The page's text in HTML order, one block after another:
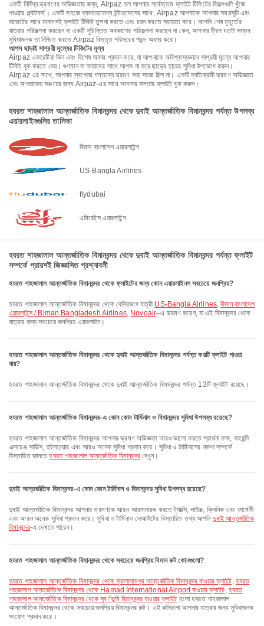
একটি নির্বিঘ্ন ভ্রমণের অভিজ্ঞতার জন্য, Airpaz হল আপনার সর্বোত্তম ফ্লাইট টিকিটের বিকল্পগুলি খুঁজে
পাওয়ার প্ল্যাটফর্ম। একটি সহজে ব্যবহারযোগ্য ইন্টারফেসের সাথে, Airpaz আপনাকে আপনার সময়সূচী এবং
বাজেটের সাথে মানানসই ফ্লাইট টিকিট তুলনা করতে এবং চয়ন করতে সহায়তা করে। আপনি শেষ মুহূর্তের
যাত্রার পরিকল্পনা করছেন বা একটি সুচিন্তিত অবকাশের পরিকল্পনা করছেন না কেন, আপনার ট্রিপ যতটা সম্ভব
সুবিধাজনক তা নিশ্চিত করতে Airpaz বিস্তৃত পরিসরের পছন্দ অফার করে।
আপস ছাড়াই সাশ্রয়ী মূল্যের টিকিটের মূল্য
Airpaz একচেটিয়া ডিল এবং বিশেষ অফার প্রদান করে, যা আপনাকে অবিশ্বাস্যভাবে সাশ্রয়ী মূল্যে আপনার
টিকিট বুক করতে দেয়। গুণমান বা আরামের সাথে আপস না করে ছাড়ের হারের সুবিধা উপভোগ করুন।
Airpaz এর সাথে, আপনার স্বপ্নের গন্তব্যে ভ্রমণ করা সহজ ছিল না। একটি ব্যতিক্রমী ভ্রমণ অভিজ্ঞতা
এবং অপরাজেয় সঞ্চয়ের জন্য Airpaz-এর সাথে আপনার সস্তার ফ্লাইট বুক করুন।
হযরত শাহজালাল আন্তর্জাতিক বিমানবন্দর থেকে দুবাই আন্তর্জাতিক বিমানবন্দর পর্যন্ত উপলব্ধ
এয়ারলাইনগুলির তালিকা
বিমান বাংলাদেশ এয়ারলাইন্স
US-Bangla Airlines
flydubai
এমিরেট্‌স এয়ারলাইন্স
হযরত শাহজালাল আন্তর্জাতিক বিমানবন্দর থেকে দুবাই আন্তর্জাতিক বিমানবন্দর পর্যন্ত ফ্লাইট
সম্পর্কে প্রায়শই জিজ্ঞাসিত প্রশ্নাবলী
হযরত শাহজালাল আন্তর্জাতিক বিমানবন্দর থেকে ফ্লাইটের জন্য কোন এয়ারলাইনস সবচেয়ে জনপ্রিয়?
হযরত শাহজালাল আন্তর্জাতিক বিমানবন্দর থেকে বেশিরভাগ যাত্রী US-Bangla Airlines,বিমান বাংলাদেশ
এয়ারলাইন্স / Biman Bangladesh Airlines, Novoair–এ ভ্রমণ করেন, যা এই বিমানবন্দর থেকে
যাত্রার জন্য সবচেয়ে জনপ্রিয় এয়ারলাইন।
হযরত শাহজালাল আন্তর্জাতিক বিমানবন্দর থেকে দুবাই আন্তর্জাতিক বিমানবন্দর পর্যন্ত কয়টি ফ্লাইট পাওয়া
যায়?
হযরত শাহজালাল আন্তর্জাতিক বিমানবন্দর থেকে দুবাই আন্তর্জাতিক বিমানবন্দর পর্যন্ত 13টি ফ্লাইট রয়েছে।
হযরত শাহজালাল আন্তর্জাতিক বিমানবন্দর-এ কোন কোন টার্মিনাল ও বিমানবন্দর সুবিধা উপলব্ধ রয়েছে?
হযরত শাহজালাল আন্তর্জাতিক বিমানবন্দর আপনার ভ্রমণ অভিজ্ঞতা আরও ভালো করতে প্রার্থনা কক্ষ, কারেন্সি
এক্সচেঞ্জ সার্ভিস, হুইলচেয়ার এবং আরও অনেক সুবিধা প্রদান করে। সুবিধা ও টার্মিনালের নকশা সম্পর্কে
বিস্তারিত জানতেহযরত শাহজালাল আন্তর্জাতিক বিমানবন্দরদেখুন।
দুবাই আন্তর্জাতিক বিমানবন্দর-এ কোন কোন টার্মিনাল ও বিমানবন্দর সুবিধা উপলব্ধ রয়েছে?
দুবাই আন্তর্জাতিক বিমানবন্দর আপনার ভ্রমণকে আরও আরামদায়ক করতে ট্যাক্সি, লাউঞ্জ, ক্লিনিক এবং ফার্মেসী
এবং আরও অনেক সুবিধা প্রদান করে। সুবিধা ও টার্মিনাল লেআউটের বিস্তারিত তথ্য আপনি দুবাই আন্তর্জাতিক
বিমানবন্দর-এ দেখতে পারেন।
হযরত শাহজালাল আন্তর্জাতিক বিমানবন্দর থেকে সবচেয়ে জনপ্রিয় বিমান রুট কোনগুলো?
হযরত শাহজালাল আন্তর্জাতিক বিমানবন্দর থেকে কুয়ালালামপুর আন্তর্জাতিক বিমানবন্দর যাওয়ার ফ্লাইট, হযরত
শাহজালাল আন্তর্জাতিক বিমানবন্দর থেকে Hamad International Airport যাওয়ার ফ্লাইট, হযরত
শাহজালাল আন্তর্জাতিক বিমানবন্দর থেকে সুবর্ণভূমি বিমানবন্দর যাওয়ার ফ্লাইট হলো হযরত শাহজালাল
আন্তর্জাতিক বিমানবন্দর থেকে সবচেয়ে জনপ্রিয় বিমানবন্দর রুট। এই রুটগুলো আপনার যাত্রার জন্য সুবিধাজনক
সংযোগ প্রদান করে।